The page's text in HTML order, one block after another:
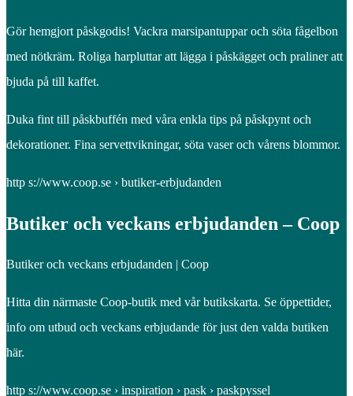
Gör hemgjort påskgodis! Vackra marsipantuppar och söta fågelbon
med nötkräm. Roliga harpluttar att lägga i påskägget och praliner att
bjuda på till kaffet.
Duka fint till påskbuffén med våra enkla tips på påskpynt och
dekorationer. Fina servettvikningar, söta vaser och vårens blommor.
http s://www.coop.se › butiker-erbjudanden
Butiker och veckans erbjudanden – Coop
Butiker och veckans erbjudanden | Coop
Hitta din närmaste Coop-butik med vår butikskarta. Se öppettider,
info om utbud och veckans erbjudande för just den valda butiken
här.
http s://www.coop.se › inspiration › pask › paskpyssel